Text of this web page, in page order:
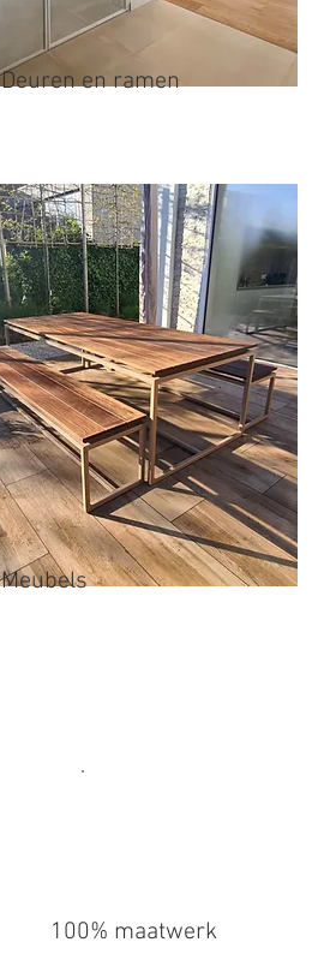
Deuren en ramen
Meubels
100% maatwerk